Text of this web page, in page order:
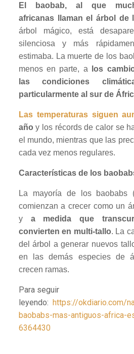
El baobab, al que
africanas llaman el árbol de
árbol mágico, está
silenciosa y más
estimaba. La muerte de los
menos en parte, a
los
las condiciones
particularmente al sur de
Las temperaturas siguen
año y los récords de calor se
el mundo, mientras que las
cada vez menos regulares.
Características de los
La mayoría de los baobabs
comienzan a crecer como un
y a medida que
convierten en multi-tallo. La
del árbol a generar nuevos
en las demás especies de
crecen ramas.
Para seguir
leyendo: https://okdiario.com/
baobabs-mas-antiguos-africa-
6364430